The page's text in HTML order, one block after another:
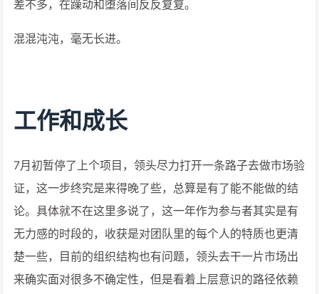
差不多，在躁动和堕落间反反复复。
混混沌沌，毫无长进。
工作和成长
7月初暂停了上个项目，领头尽力打开一条路子去做市场验
证，这一步终究是来得晚了些，总算是有了能不能做的结
论。具体就不在这里多说了，这一年作为参与者其实是有
无力感的时段的，收获是对团队里的每个人的特质也更清
楚一些，目前的组织结构也有问题，领头去干一片市场出
来确实面对很多不确定性，但是看着上层意识的路径依赖